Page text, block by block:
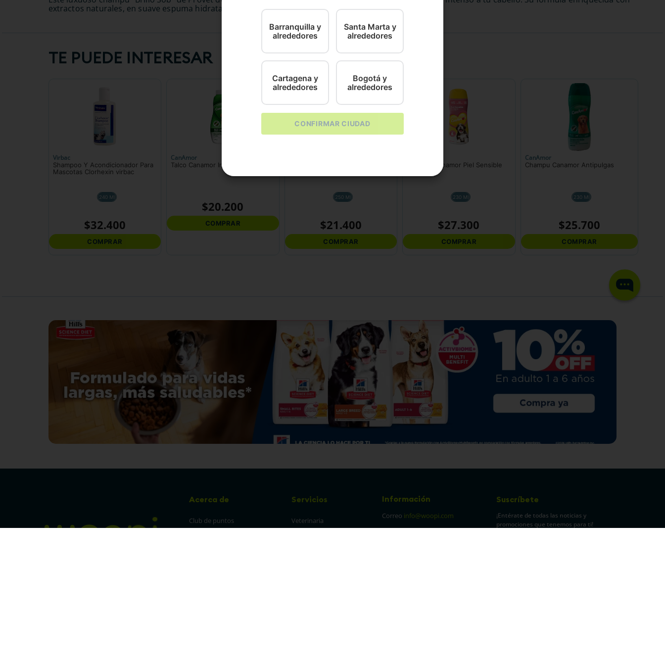
extractos naturales, en suave espuma hidratará tu cabello y ayudará a restaurar su salud.
TE PUEDE INTERESAR
Virbac
Shampoo Y Acondicionador Para
Mascotas Clorhexin virbac
240 Ml
$32.400
COMPRAR
CanAmor
Talco Canamor Insecticida
$20.200
COMPRAR
250 Ml
$21.400
COMPRAR
Champu Canamor Piel Sensible
230 Ml
$27.300
COMPRAR
CanAmor
Champu Canamor Antipulgas
230 Ml
$25.700
COMPRAR
Acerca de
Club de puntos
Servicios
Veterinaria
Información
Correo info@woopi.com
Suscríbete
¡Entérate de todas las noticias y
promociones que tenemos para ti!
Barranquilla y
alrededores
Santa Marta y
alrededores
Cartagena y
alrededores
Bogotá y
alrededores
CONFIRMAR CIUDAD